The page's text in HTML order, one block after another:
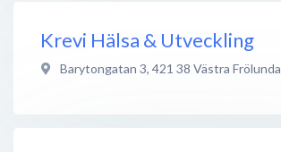
Krevi Hälsa & Utveckling
Barytongatan 3, 421 38 Västra Frölunda